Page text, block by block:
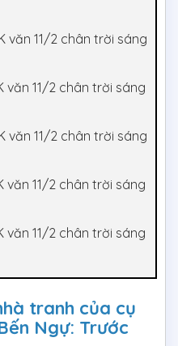
văn 11/2 chân trời sáng
văn 11/2 chân trời sáng
văn 11/2 chân trời sáng
văn 11/2 chân trời sáng
văn 11/2 chân trời sáng
tranh của cụ
Ngự: Trước